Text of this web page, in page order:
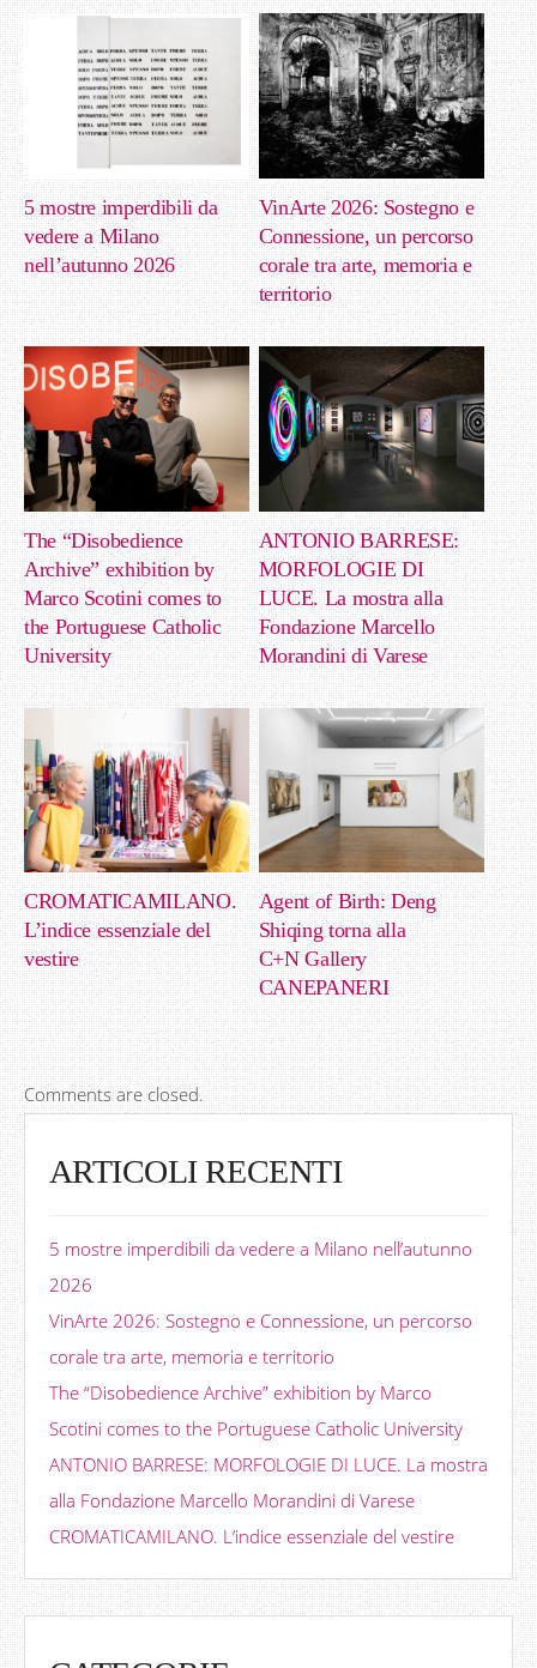
5 mostre imperdibili da
vedere a Milano
nell’autunno 2026
VinArte 2026: Sostegno e
Connessione, un percorso
corale tra arte, memoria e
territorio
The “Disobedience
Archive” exhibition by
Marco Scotini comes to
the Portuguese Catholic
University
ANTONIO BARRESE:
MORFOLOGIE DI
LUCE. La mostra alla
Fondazione Marcello
Morandini di Varese
CROMATICAMILANO.
L’indice essenziale del
vestire
Agent of Birth: Deng
Shiqing torna alla
C+N Gallery
CANEPANERI
Comments are closed.
ARTICOLI RECENTI
5 mostre imperdibili da vedere a Milano nell’autunno
2026
VinArte 2026: Sostegno e Connessione, un percorso
corale tra arte, memoria e territorio
The “Disobedience Archive” exhibition by Marco
Scotini comes to the Portuguese Catholic University
ANTONIO BARRESE: MORFOLOGIE DI LUCE. La mostra
alla Fondazione Marcello Morandini di Varese
CROMATICAMILANO. L’indice essenziale del vestire